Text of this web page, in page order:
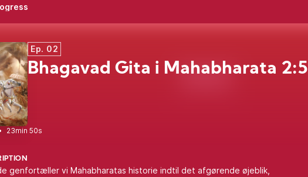
Ep. 02
Bhagavad Gita i Mahabharata 2:5
23min 50s
genfortæller vi Mahabharatas historie indtil det afgørende øjeblik,